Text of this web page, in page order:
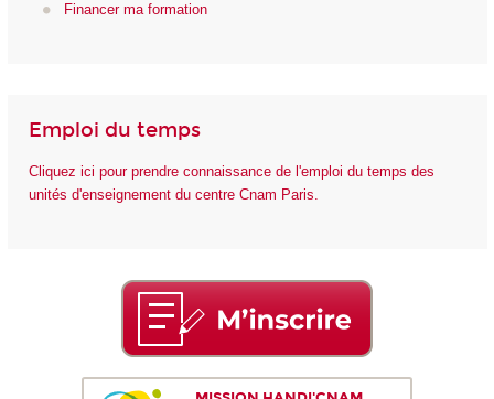
Financer ma formation
Emploi du temps
Cliquez ici pour prendre connaissance de l'emploi du temps des
unités d'enseignement du centre Cnam Paris.